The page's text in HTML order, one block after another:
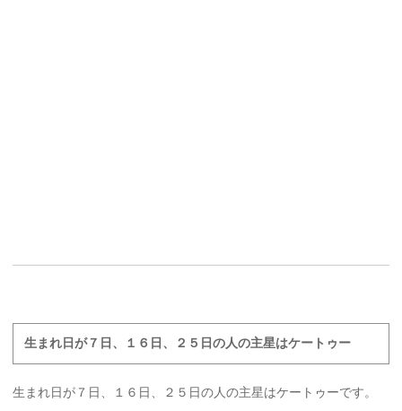
生まれ日が７日、１６日、２５日の人の主星はケートゥー
生まれ日が７日、１６日、２５日の人の主星はケートゥーです。